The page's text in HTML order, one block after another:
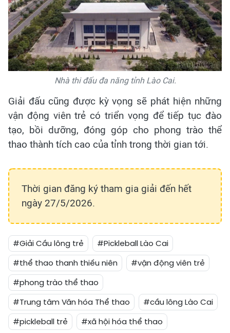
Nhà thi đấu đa năng tỉnh Lào Cai.
Giải đấu cũng được kỳ vọng sẽ phát hiện những
vận động viên trẻ có triển vọng để tiếp tục đào
tạo, bồi dưỡng, đóng góp cho phong trào thể
thao thành tích cao của tỉnh trong thời gian tới.
Thời gian đăng ký tham gia giải đến hết
ngày 27/5/2026.
#Giải Cầu lông trẻ
#Pickleball Lào Cai
#thể thao thanh thiếu niên
#vận động viên trẻ
#phong trào thể thao
#Trung tâm Văn hóa Thể thao
#cầu lông Lào Cai
#pickleball trẻ
#xã hội hóa thể thao